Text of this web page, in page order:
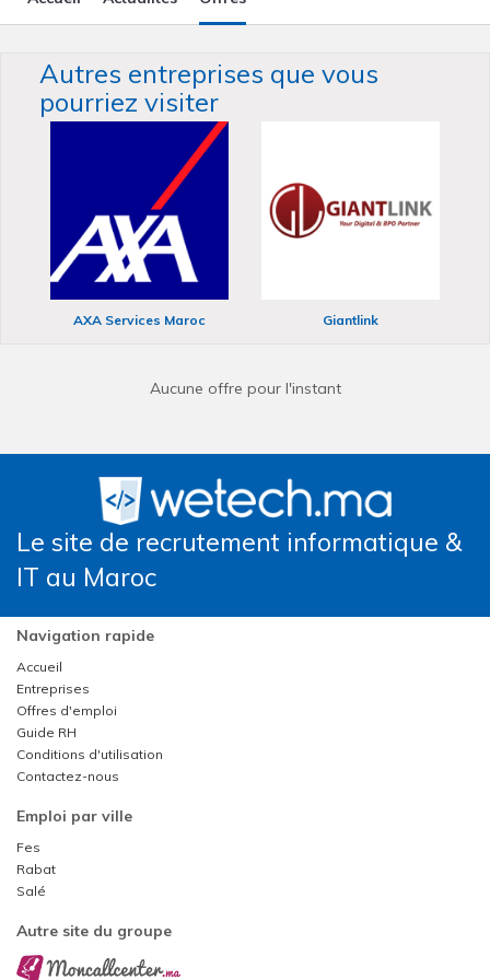
Autres entreprises que vous
pourriez visiter
AXA Services Maroc Giantlink
Aucune offre pour l'instant
Le site de recrutement informatique &
IT au Maroc
Navigation rapide
Accueil
Entreprises
Offres d'emploi
Guide RH
Conditions d'utilisation
Contactez-nous
Emploi par ville
Fes
Rabat
Salé
Autre site du groupe